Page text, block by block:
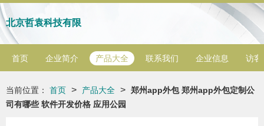
北京哲袁科技有限
首页 企业简介 产品大全 联系我们 企业信息 访客
当前位置： 首页 > 产品大全 > 郑州app外包 郑州app外包定制公
司有哪些 软件开发价格 应用公园